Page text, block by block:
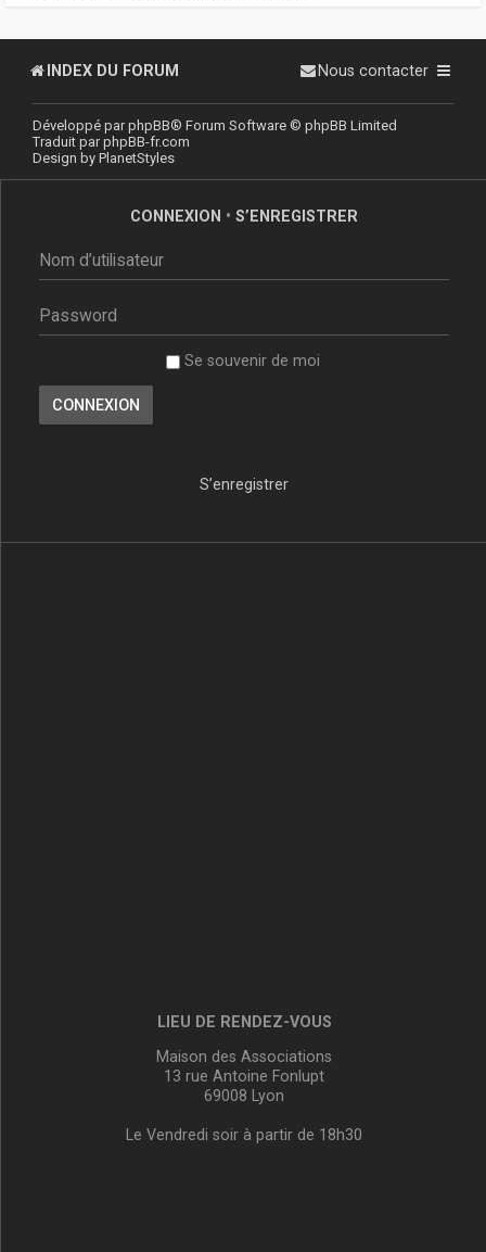
INDEX DU FORUM Nous contacter
Développé parphpBB® Forum Software © phpBB Limited
Traduit parphpBB-fr.com
Design by PlanetStyles
CONNEXION • S’ENREGISTRER
Se souvenir de moi
S’enregistrer
LIEU DE RENDEZ-VOUS
Maison des Associations
13 rue Antoine Fonlupt
69008 Lyon
Le Vendredi soir à partir de 18h30